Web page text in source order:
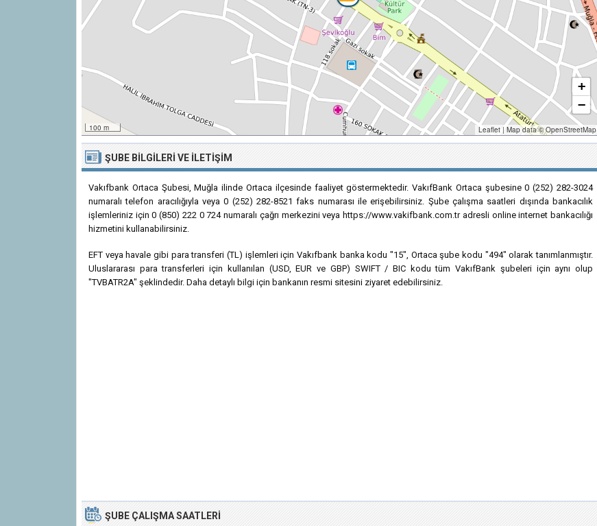
100 m
+
−
Leaflet | Map data ©OpenStreetMap
ŞUBE BILGILERI VE İLETIŞIM
Vakıfbank Ortaca Şubesi, Muğla ilinde Ortaca ilçesinde faaliyet göstermektedir. VakıfBank Ortaca şubesine 0 (252) 282-3024
numaralı telefon aracılığıyla veya 0 (252) 282-8521 faks numarası ile erişebilirsiniz. Şube çalışma saatleri dışında bankacılık
işlemleriniz için 0 (850) 222 0 724 numaralı çağrı merkezini veya https://www.vakifbank.com.tr adresli online internet bankacılığı
hizmetini kullanabilirsiniz.
EFT veya havale gibi para transferi (TL) işlemleri için Vakıfbank banka kodu "15", Ortaca şube kodu "494" olarak tanımlanmıştır.
Uluslararası para transferleri için kullanılan (USD, EUR ve GBP) SWIFT / BIC kodu tüm VakıfBank şubeleri için aynı olup
"TVBATR2A" şeklindedir. Daha detaylı bilgi için bankanın resmi sitesini ziyaret edebilirsiniz.
ŞUBE ÇALIŞMA SAATLERI